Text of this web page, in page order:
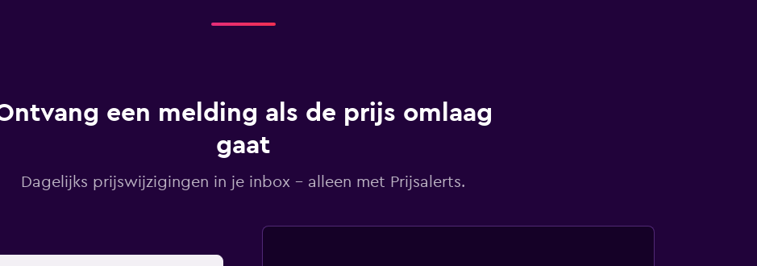
een melding als de prijs omlaag
gaat
Dagelijks prijswijzigingen in je inbox - alleen met Prijsalerts.